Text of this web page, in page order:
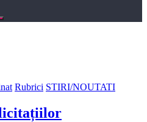
Rubrici STIRI/NOUTATI
licitațiilor